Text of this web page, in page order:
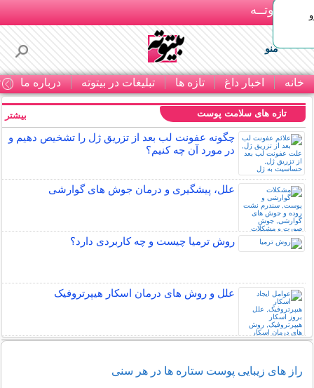
بـیتوتــه
منو
خانه اخبار داغ تازه ها تبلیغات در بیتوته درباره ما
تازه های سلامت پوست
چگونه عفونت لب بعد از تزریق ژل را تشخیص دهیم و
در مورد آن چه کنیم؟
علل، پیشگیری و درمان جوش های گوارشی
روش ترمیا چیست و چه کاربردی دارد؟
علل و روش های درمان اسکار هیپرتروفیک
بیشتر
راز های زیبایی پوست ستاره ها در هر سنی